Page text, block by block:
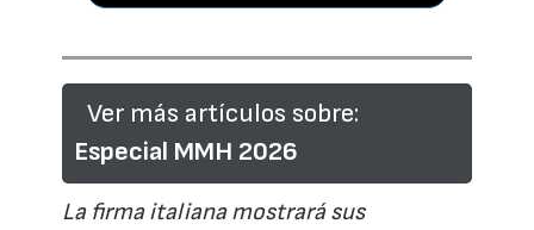
Ver más artículos sobre:
Especial MMH 2026
La firma italiana mostrará sus